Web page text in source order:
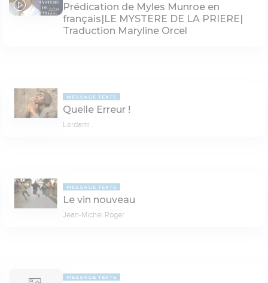
32:04
Prédication de Myles Munroe en
français|LE MYSTERE DE LA PRIERE|
Traduction Maryline Orcel
MESSAGE TEXTE
Quelle Erreur !
Lerdami .
MESSAGE TEXTE
Le vin nouveau
Jean-Michel Roger
MESSAGE TEXTE